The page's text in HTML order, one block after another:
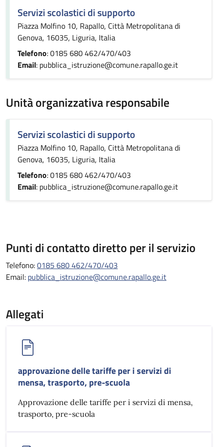
Servizi scolastici di supporto
Piazza Molfino 10, Rapallo, Città Metropolitana di
Genova, 16035, Liguria, Italia
Telefono: 0185 680 462/470/403
Email: pubblica_istruzione@comune.rapallo.ge.it
Unità organizzativa responsabile
Servizi scolastici di supporto
Piazza Molfino 10, Rapallo, Città Metropolitana di
Genova, 16035, Liguria, Italia
Telefono: 0185 680 462/470/403
Email: pubblica_istruzione@comune.rapallo.ge.it
Punti di contatto diretto per il servizio
Telefono:0185 680 462/470/403
Email: pubblica_istruzione@comune.rapallo.ge.it
Allegati
approvazione delle tariffe per i servizi di
mensa, trasporto, pre-scuola
Approvazione delle tariffe per i servizi di mensa,
trasporto, pre-scuola